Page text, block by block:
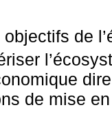
de
de mise